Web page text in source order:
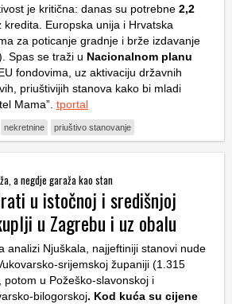
je kritična: danas su potrebne 2,2
kredita. Europska unija i Hrvatska
za poticanje gradnje i brže izdavanje
Spas se traži u Nacionalnom planu
fondovima, uz aktivaciju državnih
priuštivijih stanova kako bi mladi
Mama”. tportal
nekretnine priuštivo stanovanje
a negdje garaža kao stan
u istočnoj i središnjoj
u Zagrebu i uz obalu
analizi Njuškala, najjeftiniji stanovi nude
srijemskoj županiji (1.315
potom u Požeško-slavonskoj i
bilogorskoj. Kod kuća su cijene